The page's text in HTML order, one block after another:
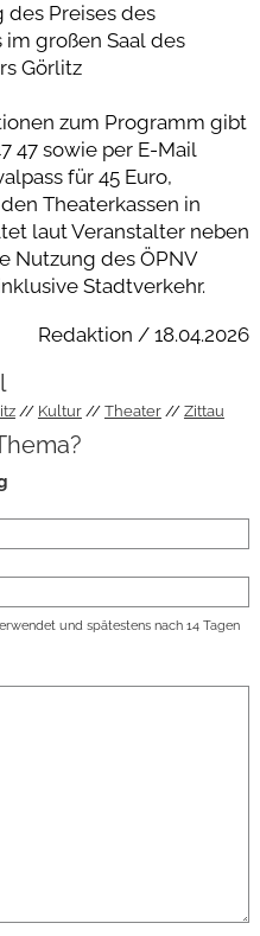
des Preises des
großen Saal des
Görlitz
zum Programm gibt
47 sowie per E-Mail
für 45 Euro,
Theaterkassen in
laut Veranstalter neben
Nutzung des ÖPNV
Stadtverkehr.
Redaktion / 18.04.2026
Kultur Theater Zittau
und spätestens nach 14 Tagen